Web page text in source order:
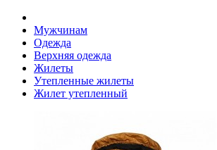
Мужчинам
Одежда
Верхняя одежда
Жилеты
Утепленные жилеты
Жилет утепленный